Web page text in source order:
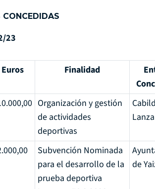
CONCEDIDAS
23
Euros Finalidad
Organización y gestión
de actividades
deportivas
Subvención Nominada
para el desarrollo de la
prueba deportiva
de